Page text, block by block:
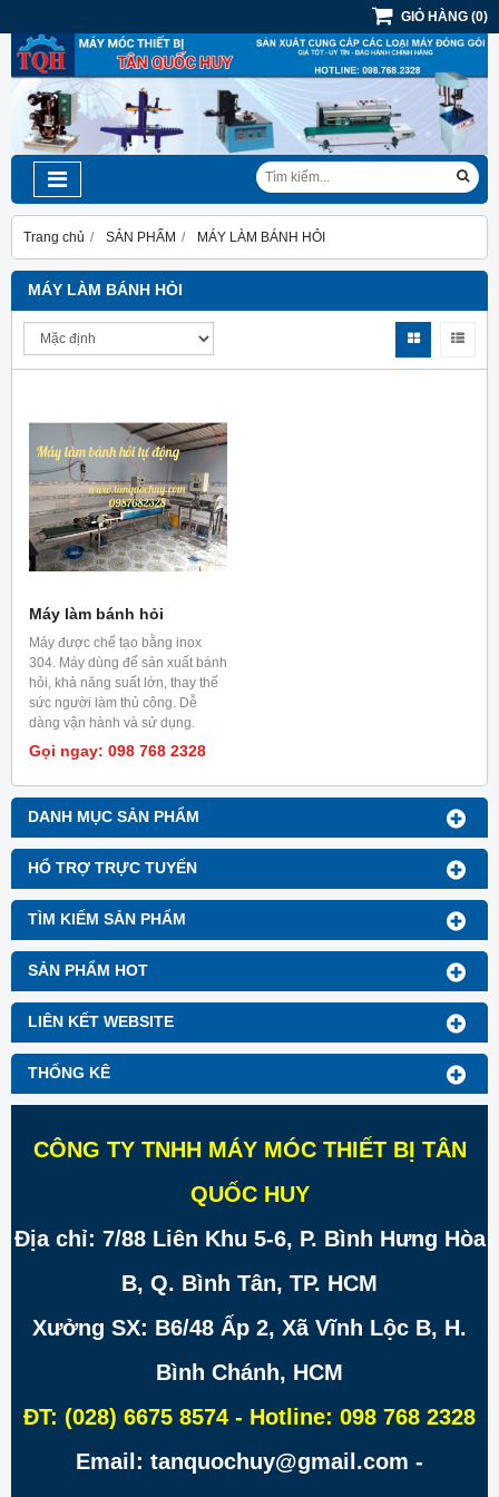
GIỎ HÀNG (0)
Trang chủ SẢN PHẨM MÁY LÀM BÁNH HỎI
DANH MỤC SẢN PHẨM
HỔ TRỢ TRỰC TUYẾN
TÌM KIẾM SẢN PHẨM
SẢN PHẨM HOT
LIÊN KẾT WEBSITE
THỐNG KÊ
MÁY LÀM BÁNH HỎI
Máy làm bánh hỏi
Máy được chế tạo bằng inox
304. Máy dùng để sản xuất bánh
hỏi, khả năng suất lớn, thay thế
sức người làm thủ công. Dễ
dàng vận hành và sử dụng.
Gọi ngay: 098 768 2328
CÔNG TY TNHH MÁY MÓC THIẾT BỊ TÂN
QUỐC HUY
Địa chỉ: 7/88 Liên Khu 5-6, P. Bình Hưng Hòa
B, Q. Bình Tân, TP. HCM
Xưởng SX: B6/48 Ấp 2, Xã Vĩnh Lộc B, H.
Bình Chánh, HCM
ĐT: (028) 6675 8574 - Hotline: 098 768 2328
Email: tanquochuy@gmail.com -